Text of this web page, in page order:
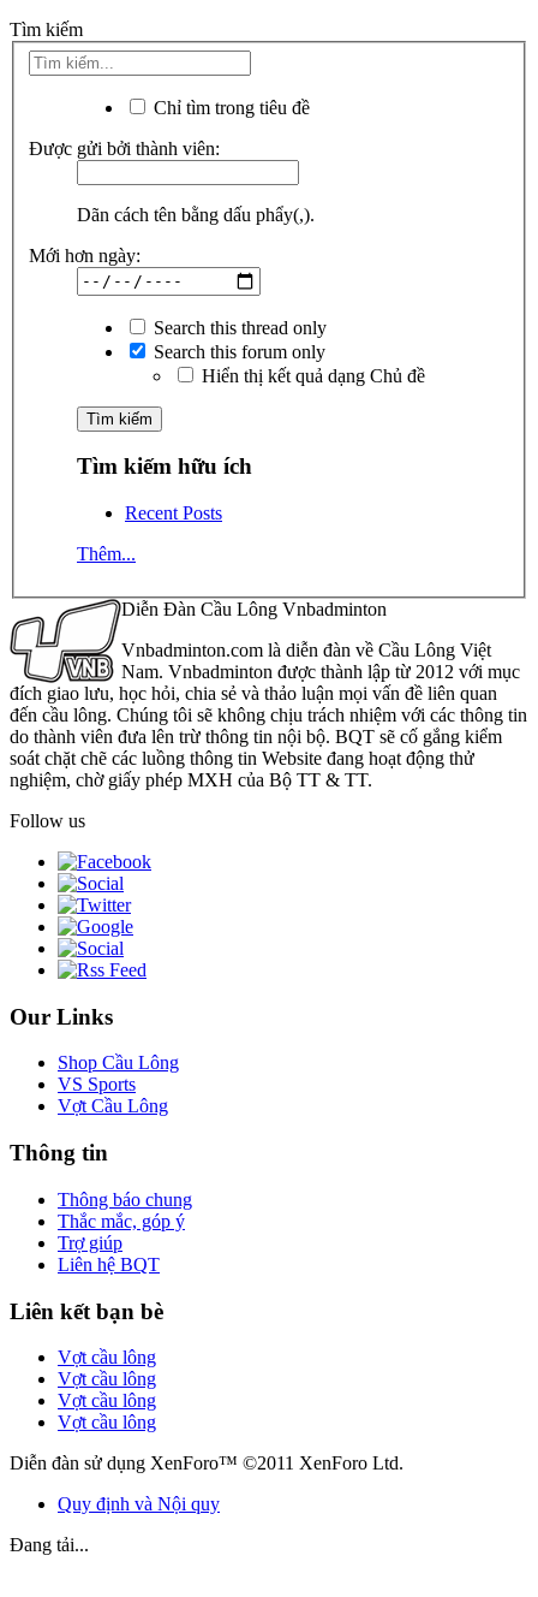
Tìm kiếm
Chỉ tìm trong tiêu đề
Được gửi bởi thành viên:
Dãn cách tên bằng dấu phẩy(,).
Mới hơn ngày:
Search this thread only
Search this forum only
Hiển thị kết quả dạng Chủ đề
Tìm kiếm hữu ích
Recent Posts
Thêm...
Diễn Đàn Cầu Lông Vnbadminton
Vnbadminton.com là diễn đàn về Cầu Lông Việt
Nam. Vnbadminton được thành lập từ 2012 với mục
đích giao lưu, học hỏi, chia sẻ và thảo luận mọi vấn đề liên quan
đến cầu lông. Chúng tôi sẽ không chịu trách nhiệm với các thông tin
do thành viên đưa lên trừ thông tin nội bộ. BQT sẽ cố gắng kiểm
soát chặt chẽ các luồng thông tin Website đang hoạt động thử
nghiệm, chờ giấy phép MXH của Bộ TT & TT.
Follow us
Our Links
Shop Cầu Lông
VS Sports
Vợt Cầu Lông
Thông tin
Thông báo chung
Thắc mắc, góp ý
Trợ giúp
Liên hệ BQT
Liên kết bạn bè
Vợt cầu lông
Vợt cầu lông
Vợt cầu lông
Vợt cầu lông
Diễn đàn sử dụng XenForo™ ©2011 XenForo Ltd.
Quy định và Nội quy
Đang tải...